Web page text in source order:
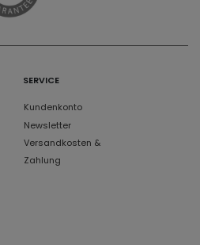
SERVICE
Kundenkonto
Newsletter
Versandkosten &
Zahlung